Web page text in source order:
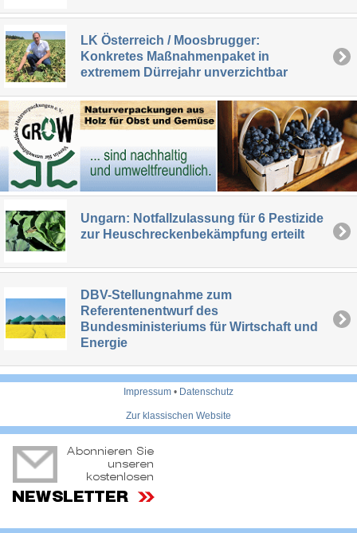
LK Österreich / Moosbrugger:
Konkretes Maßnahmenpaket in
extremem Dürrejahr unverzichtbar
Ungarn: Notfallzulassung für 6 Pestizide
zur Heuschreckenbekämpfung erteilt
DBV-Stellungnahme zum
Referentenentwurf des
Bundesministeriums für Wirtschaft und
Energie
Impressum • Datenschutz
Zur klassischen Website